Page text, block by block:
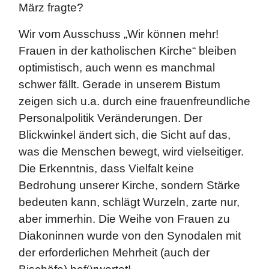
März fragte?
Wir vom Ausschuss „Wir können mehr!
Frauen in der katholischen Kirche“ bleiben
optimistisch, auch wenn es manchmal
schwer fällt. Gerade in unserem Bistum
zeigen sich u.a. durch eine frauenfreundliche
Personalpolitik Veränderungen. Der
Blickwinkel ändert sich, die Sicht auf das,
was die Menschen bewegt, wird vielseitiger.
Die Erkenntnis, dass Vielfalt keine
Bedrohung unserer Kirche, sondern Stärke
bedeuten kann, schlägt Wurzeln, zarte nur,
aber immerhin. Die Weihe von Frauen zu
Diakoninnen wurde von den Synodalen mit
der erforderlichen Mehrheit (auch der